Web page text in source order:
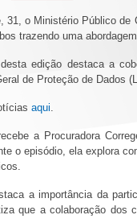
31, o Ministério Público
trazendo uma
edição destaca a
de Proteção de Dados
aqui.
a Procuradora
o episódio, ela explora
a importância da
que a colaboração dos